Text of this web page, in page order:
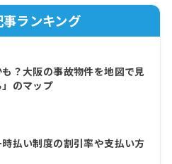
ランキング
？大阪の事故物件を地図で見
のマップ
時払い制度の割引率や支払い方